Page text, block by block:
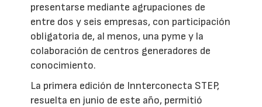
presentarse mediante agrupaciones de
entre dos y seis empresas, con participación
obligatoria de, al menos, una pyme y la
colaboración de centros generadores de
conocimiento.
La primera edición de Innterconecta STEP,
resuelta en junio de este año, permitió